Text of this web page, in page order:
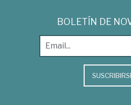
BOLETÍN DE